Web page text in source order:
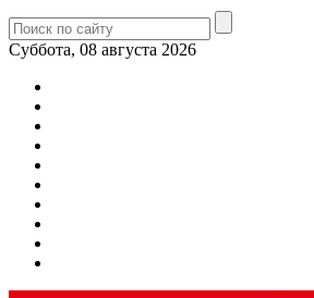
Суббота, 08 августа 2026